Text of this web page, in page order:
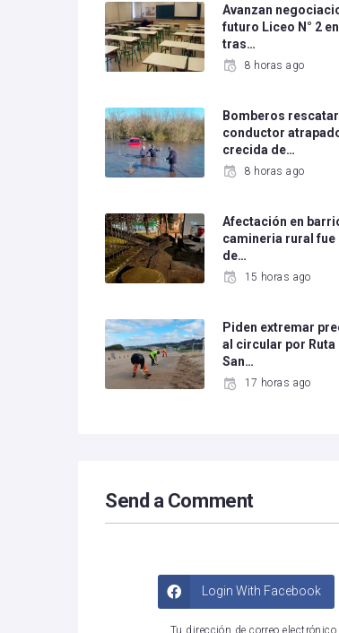
Avanzan
futuro Liceo N° 2
tras…
8 horas ago
Bomberos
conductor
crecida de…
8 horas ago
Afectación en
camineria rural fue
de…
15 horas ago
Piden extremar
al circular por Ruta
San…
17 horas ago
Send a Comment
Login With Facebook
Tu dirección de correo